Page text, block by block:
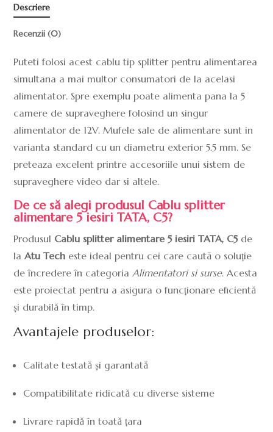
Descriere
Recenzii (0)
Puteti folosi acest cablu tip splitter pentru alimentarea
simultana a mai multor consumatori de la acelasi
alimentator. Spre exemplu poate alimenta pana la 5
camere de supraveghere folosind un singur
alimentator de 12V. Mufele sale de alimentare sunt in
varianta standard cu un diametru exterior 5.5 mm. Se
preteaza excelent printre accesoriile unui sistem de
supraveghere video dar si altele.
De ce să alegi produsul Cablu splitter
alimentare 5 iesiri TATA, C5?
Produsul Cablu splitter alimentare 5 iesiri TATA, C5de
laAtu Tech este ideal pentru cei care caută o soluție
de încredere în categoria Alimentatori si surse. Acesta
este proiectat pentru a asigura o funcționare eficientă
și durabilă în timp.
Avantajele produselor:
Calitate testată și garantată
Compatibilitate ridicată cu diverse sisteme
Livrare rapidă în toată țara